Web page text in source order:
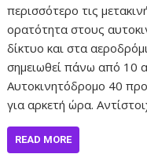
περισσότερο τις
ορατότητα στους
δίκτυο και στα
σημειωθεί πάνω από 10
Αυτοκινητόδρομο 40
για αρκετή ώρα.
READ MORE